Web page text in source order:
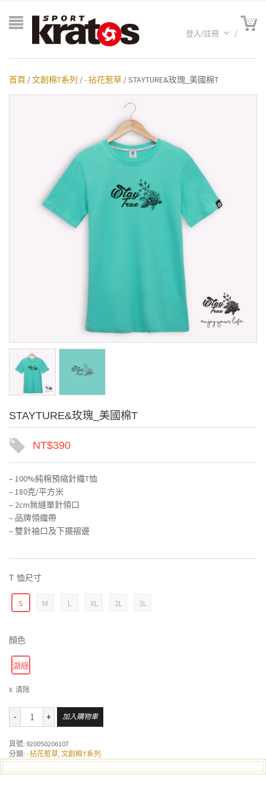
登入/註冊
首頁 /文創棉T系列 /- 拈花惹草 / STAYTURE&玫瑰_美國棉T
STAYTURE&玫瑰_美國棉T
NT$390
– 100%純棉預縮針織T恤
– 180克/平方米
– 2cm無縫單針領口
– 品牌領織帶
– 雙針袖口及下擺褶邊
T 恤尺寸
S M L XL 2L 3L
顏色
湖綠
清除
加入購物車
貨號: 920050206107
分類: - 拈花惹草, 文創棉T系列